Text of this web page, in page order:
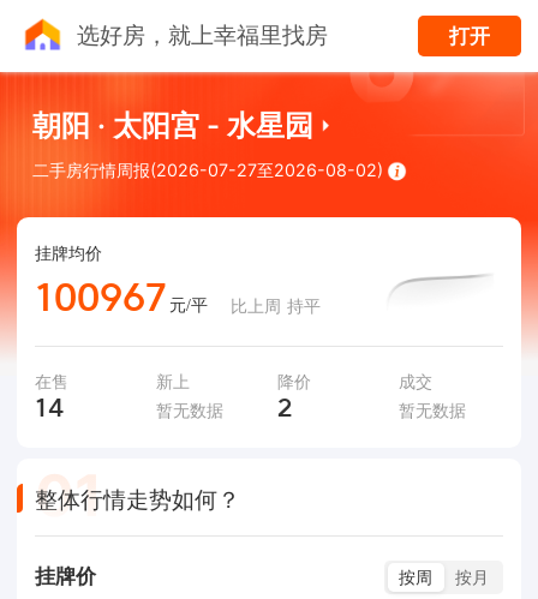
选好房，就上幸福里找房 打开
朝阳 · 太阳宫 - 水星园
二手房行情周报(2026-07-27至2026-08-02)
挂牌均价
100967 元/平 比上周 持平
在售
14
新上
暂无数据
降价
2
成交
暂无数据
01
整体行情走势如何？
挂牌价 按周 按月